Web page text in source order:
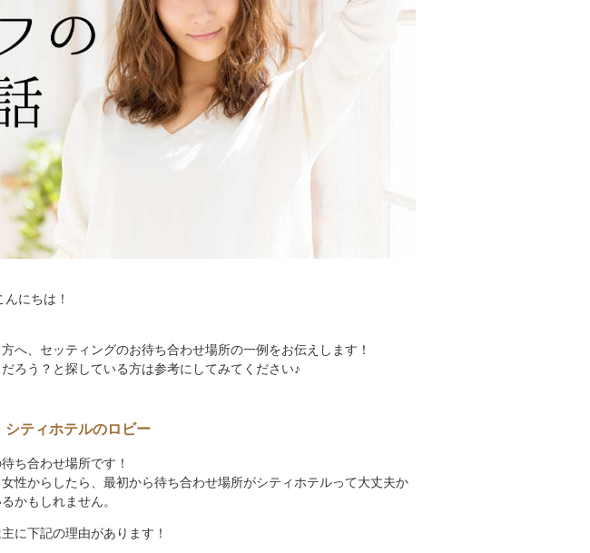
にちは！
へ、セッティングのお待ち合わせ場所の一例をお伝えします！
ろう？と探している方は参考にしてみてください♪
ティホテルのロビー
ち合わせ場所です！
性からしたら、最初から待ち合わせ場所がシティホテルって大丈夫か
かもしれません。
に下記の理由があります！